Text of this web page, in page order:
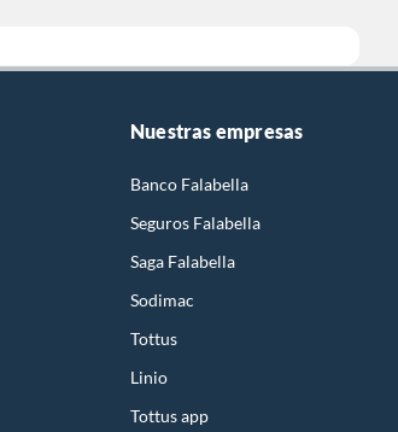
Nuestras empresas
Banco Falabella
Seguros Falabella
Saga Falabella
Sodimac
Tottus
Linio
Tottus app